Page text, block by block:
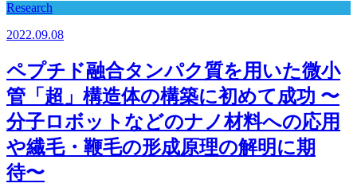
Research
2022.09.08
ペプチド融合タンパク質を用いた微小
管「超」構造体の構築に初めて成功 〜
分子ロボットなどのナノ材料への応用
や繊毛・鞭毛の形成原理の解明に期
待〜